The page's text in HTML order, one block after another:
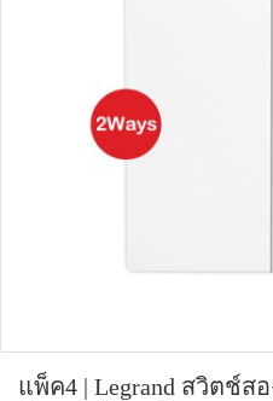
แพ็ค4 | Legrand สวิตช์ส